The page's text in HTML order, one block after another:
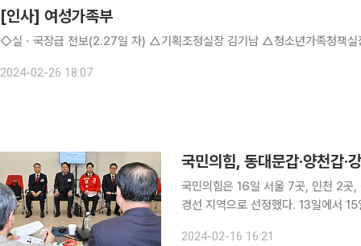
[인사] 여성가족부
◇실ㆍ국장급 전보(2.27일 자) △기획조정실장 김기남 △
2024-02-26 18:07
국민의힘, 동대문갑·양천갑·
국민의힘은 16일 서울 7곳, 인천 2곳
경선 지역으로 선정했다. 13일에서
대책위원, 정미경 전 의원, 조수진 비
2024-02-16 16:21